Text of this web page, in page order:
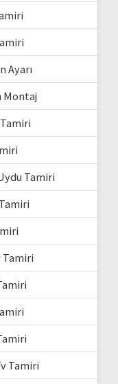
Ayarı
Montaj
Tamiri
Tamiri
Tamiri